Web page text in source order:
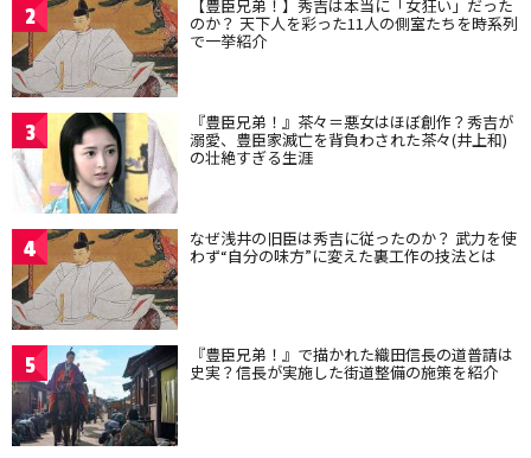
2 【豊臣兄弟！】秀吉は本当に「女狂い」だった
のか？ 天下人を彩った11人の側室たちを時系列
で一挙紹介
3 『豊臣兄弟！』茶々＝悪女はほぼ創作？秀吉が
溺愛、豊臣家滅亡を背負わされた茶々(井上和)
の壮絶すぎる生涯
4 なぜ浅井の旧臣は秀吉に従ったのか？ 武力を使
わず“自分の味方”に変えた裏工作の技法とは
5 『豊臣兄弟！』で描かれた織田信長の道普請は
史実？信長が実施した街道整備の施策を紹介